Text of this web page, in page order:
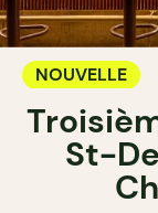
NOUVELLE
St-